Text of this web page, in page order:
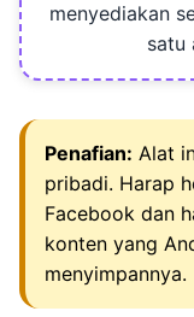
menyediakan
satu
Penafian: Alat
pribadi. Harap
Facebook dan
konten yang
menyimpannya.